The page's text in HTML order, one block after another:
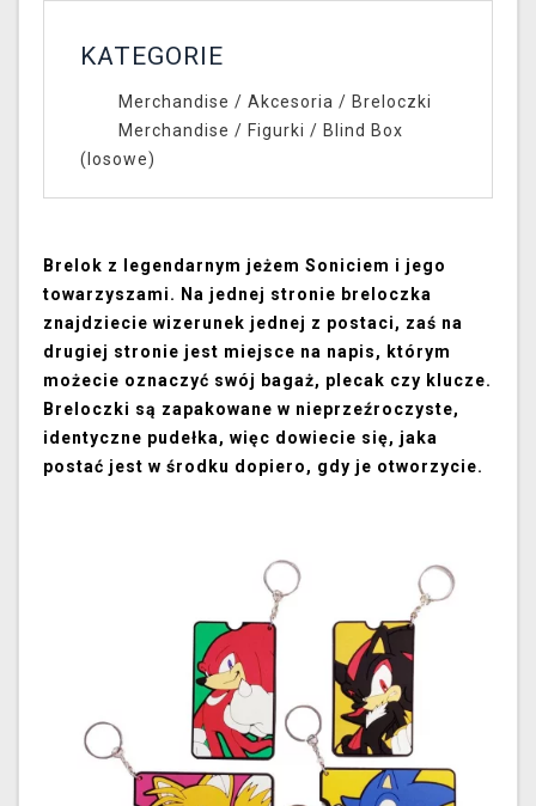
KATEGORIE
Merchandise / Akcesoria / Breloczki
Merchandise / Figurki / Blind Box
(losowe)
Brelok z legendarnym jeżem Soniciem i jego
towarzyszami. Na jednej stronie breloczka
znajdziecie wizerunek jednej z postaci, zaś na
drugiej stronie jest miejsce na napis, którym
możecie oznaczyć swój bagaż, plecak czy klucze.
Breloczki są zapakowane w nieprzeźroczyste,
identyczne pudełka, więc dowiecie się, jaka
postać jest w środku dopiero, gdy je otworzycie.